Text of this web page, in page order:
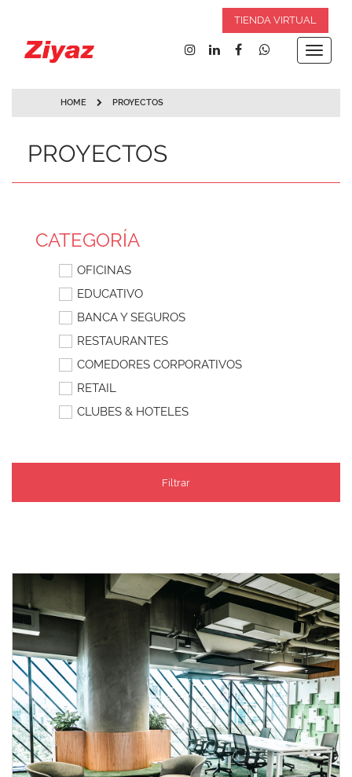
TIENDA VIRTUAL
Toggle
HOME PROYECTOS
PROYECTOS
CATEGORÍA
OFICINAS
EDUCATIVO
BANCA Y SEGUROS
RESTAURANTES
COMEDORES CORPORATIVOS
RETAIL
CLUBES & HOTELES
Filtrar